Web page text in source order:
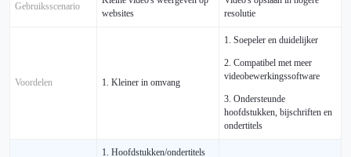
Gebruiksscenario
websites
resolutie
Voordelen 1. Kleiner in omvang
1. Soepeler en duidelijker
2. Compatibel met meer
videobewerkingssoftware
3. Ondersteunde
hoofdstukken, bijschriften en
ondertitels
1. Hoofdstukken/ondertitels